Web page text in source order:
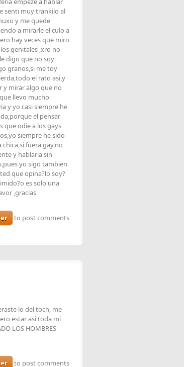
senti muy trankilo al
y me quede
a mirarle el culo a
hay veces que miro
genitales ,xro no
digo que no soy
granos,si me toy
el rato asi,y
y mirar algo que no
llevo mucho
y yo casi siempre he
el pensar
que odie a los gays
siempre he sido
fuera gay,no
y hablaria sin
yo sigo tambien
que opina?lo soy?
es solo una
,gracias
to post comments
lo del toch, me
estar asi toda mi
LOS HOMBRES
to post comments